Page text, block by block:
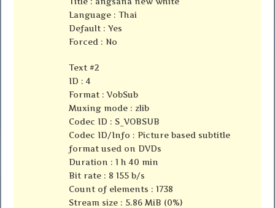
Language : Thai
Default : Yes
Forced : No
Text #2
ID : 4
Format : VobSub
Muxing mode : zlib
Codec ID : S_VOBSUB
Codec ID/Info : Picture based subtitle
format used on DVDs
Duration : 1 h 40 min
Bit rate : 8 155 b/s
Count of elements : 1738
Stream size : 5.86 MiB (0%)